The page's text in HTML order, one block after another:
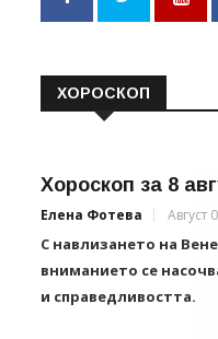
ХОРОСКОП
Хороскоп за 8
Елена Фотева Август
С навлизането на
вниманието се
и справедливостта.